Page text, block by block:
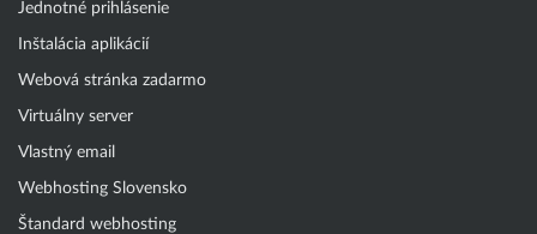
Jednotné prihlásenie
Inštalácia aplikácií
Webová stránka zadarmo
Virtuálny server
Vlastný email
Webhosting Slovensko
Štandard webhosting